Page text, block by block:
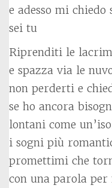
e adesso mi
sei tu
Riprenditi le
e spazza via le
non perderti e
se ho ancora
lontani come
i sogni più
promettimi che
con una parola per